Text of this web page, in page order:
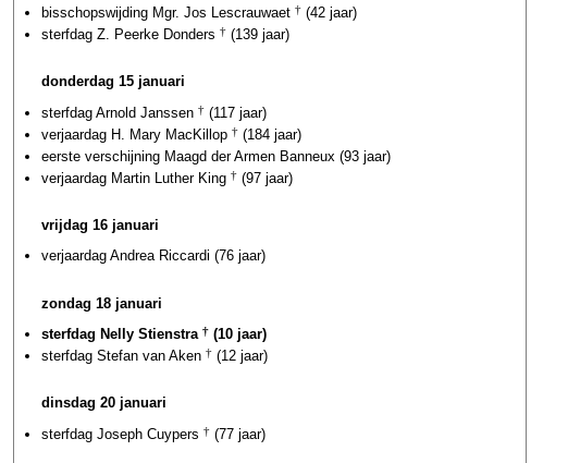
bisschopswijding Mgr. Jos Lescrauwaet † (42 jaar)
sterfdag Z. Peerke Donders † (139 jaar)
donderdag 15 januari
sterfdag Arnold Janssen † (117 jaar)
verjaardag H. Mary MacKillop † (184 jaar)
eerste verschijning Maagd der Armen Banneux (93 jaar)
verjaardag Martin Luther King † (97 jaar)
vrijdag 16 januari
verjaardag Andrea Riccardi (76 jaar)
zondag 18 januari
sterfdag Nelly Stienstra † (10 jaar)
sterfdag Stefan van Aken † (12 jaar)
dinsdag 20 januari
sterfdag Joseph Cuypers † (77 jaar)